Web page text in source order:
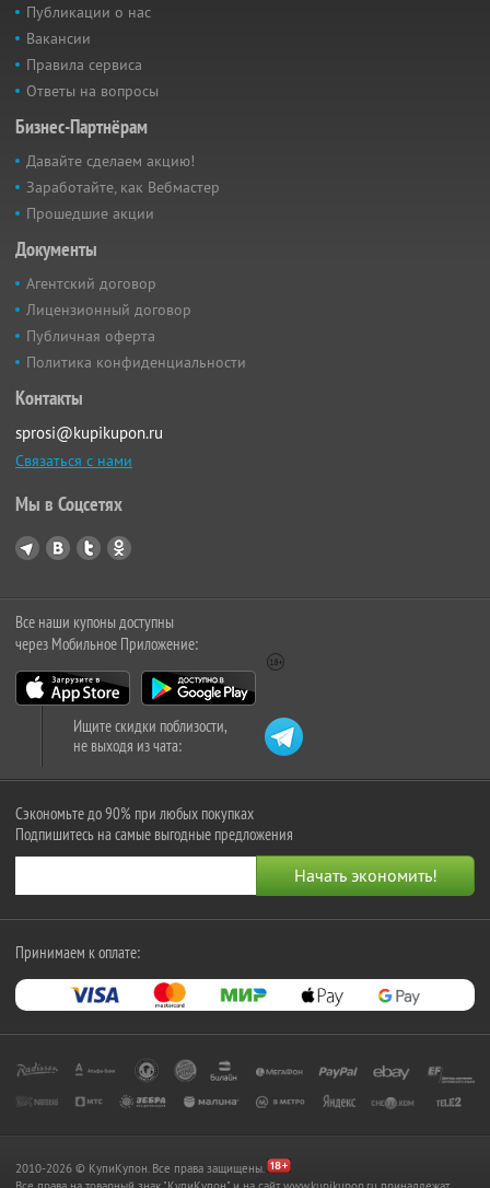
Публикации о нас
Вакансии
Правила сервиса
Ответы на вопросы
Бизнес-Партнёрам
Давайте сделаем акцию!
Заработайте, как Вебмастер
Прошедшие акции
Документы
Агентский договор
Лицензионный договор
Публичная оферта
Политика конфиденциальности
Контакты
sprosi@kupikupon.ru
Связаться с нами
Мы в Соцсетях
Все наши купоны доступны
через Мобильное Приложение:
Ищите скидки поблизости,
не выходя из чата:
Сэкономьте до 90% при любых покупках
Подпишитесь на самые выгодные предложения
Принимаем к оплате:
2010-2026 © КупиКупон. Все права защищены.